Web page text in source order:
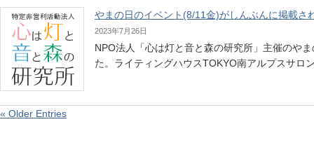
やまの日のイベント(8/11金)がしんぶんに掲載さ
2023年7月26日
NPO法人「心は灯と音と森の研究所」主催のや
た。ライティングハウスTOKYO南アルプスサ
« Older Entries